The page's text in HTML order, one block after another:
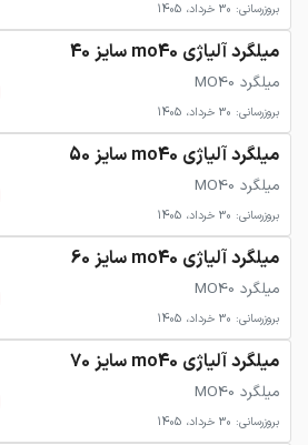
بروزرسانی: 30 خرداد، 1405
میلگرد آلیاژی mo40 سایز 40
میلگرد MO40
بروزرسانی: 30 خرداد، 1405
میلگرد آلیاژی mo40 سایز 50
میلگرد MO40
بروزرسانی: 30 خرداد، 1405
میلگرد آلیاژی mo40 سایز 60
میلگرد MO40
بروزرسانی: 30 خرداد، 1405
میلگرد آلیاژی mo40 سایز 70
میلگرد MO40
بروزرسانی: 30 خرداد، 1405